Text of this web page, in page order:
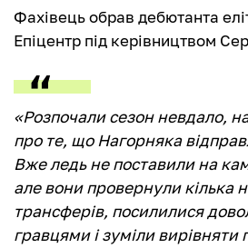
Фахівець обрав дебютанта
Епіцентр під керівництвом
«Розпочали сезон невдало,
про те, що Нагорняка
Вже ледь не поставили на
але вони провернули кілька
трансферів, посилилися
гравцями і зуміли вирівняти